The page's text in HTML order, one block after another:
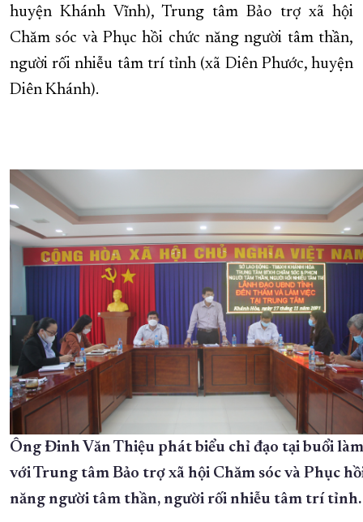
ĐẠI HỘI ĐẢNG CÁC CẤP TRANG CHỦ VỀ BÁO KHÁNH HÒA
huyện Khánh Vĩnh), Trung tâm Bảo trợ xã hội
Chăm sóc và Phục hồi chức năng người tâm thần,
người rối nhiễu tâm trí tỉnh (xã Diên Phước, huyện
Diên Khánh).
Ông Đinh Văn Thiệu phát biểu chỉ đạo tại buổi
với Trung tâm Bảo trợ xã hội Chăm sóc và Phục
năng người tâm thần, người rối nhiễu tâm trí tỉnh.